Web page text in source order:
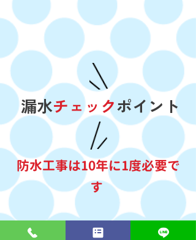
漏水チェックポイント
防水工事は10年に1度必要で
す
早めの防水工事・対策をオ